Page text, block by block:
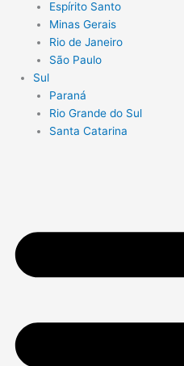
Espírito Santo
Minas Gerais
Rio de Janeiro
São Paulo
Sul
Paraná
Rio Grande do Sul
Santa Catarina